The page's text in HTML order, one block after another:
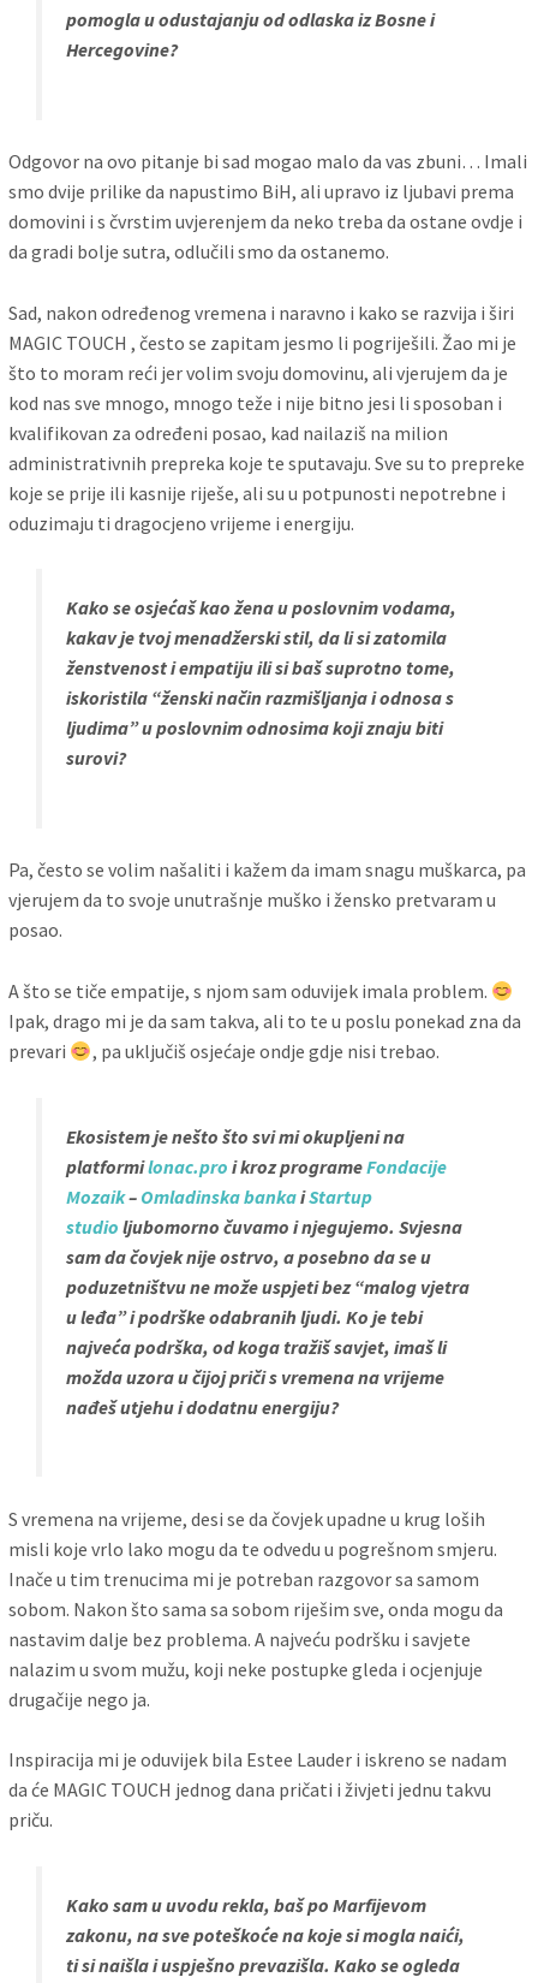
pomogla u odustajanju od odlaska iz Bosne i
Hercegovine?
Odgovor na ovo pitanje bi sad mogao malo da vas zbuni… Imali
smo dvije prilike da napustimo BiH, ali upravo iz ljubavi prema
domovini i s čvrstim uvjerenjem da neko treba da ostane ovdje i
da gradi bolje sutra, odlučili smo da ostanemo.
Sad, nakon određenog vremena i naravno i kako se razvija i širi
MAGIC TOUCH , često se zapitam jesmo li pogriješili. Žao mi je
što to moram reći jer volim svoju domovinu, ali vjerujem da je
kod nas sve mnogo, mnogo teže i nije bitno jesi li sposoban i
kvalifikovan za određeni posao, kad nailaziš na milion
administrativnih prepreka koje te sputavaju. Sve su to prepreke
koje se prije ili kasnije riješe, ali su u potpunosti nepotrebne i
oduzimaju ti dragocjeno vrijeme i energiju.
Kako se osjećaš kao žena u poslovnim vodama,
kakav je tvoj menadžerski stil, da li si zatomila
ženstvenost i empatiju ili si baš suprotno tome,
iskoristila “ženski način razmišljanja i odnosa s
ljudima” u poslovnim odnosima koji znaju biti
surovi?
Pa, često se volim našaliti i kažem da imam snagu muškarca, pa
vjerujem da to svoje unutrašnje muško i žensko pretvaram u
posao.
A što se tiče empatije, s njom sam oduvijek imala problem.
Ipak, drago mi je da sam takva, ali to te u poslu ponekad zna da
prevari
, pa uključiš osjećaje ondje gdje nisi trebao.
Ekosistem je nešto što svi mi okupljeni na
platformilonac.pro i kroz programeFondacije
Mozaik– Omladinska bankaiStartup
studio ljubomorno čuvamo i njegujemo. Svjesna
sam da čovjek nije ostrvo, a posebno da se u
poduzetništvu ne može uspjeti bez “malog vjetra
u leđa” i podrške odabranih ljudi. Ko je tebi
najveća podrška, od koga tražiš savjet, imaš li
možda uzora u čijoj priči s vremena na vrijeme
nađeš utjehu i dodatnu energiju?
S vremena na vrijeme, desi se da čovjek upadne u krug loših
misli koje vrlo lako mogu da te odvedu u pogrešnom smjeru.
Inače u tim trenucima mi je potreban razgovor sa samom
sobom. Nakon što sama sa sobom riješim sve, onda mogu da
nastavim dalje bez problema. A najveću podršku i savjete
nalazim u svom mužu, koji neke postupke gleda i ocjenjuje
drugačije nego ja.
Inspiracija mi je oduvijek bila Estee Lauder i iskreno se nadam
da će MAGIC TOUCH jednog dana pričati i živjeti jednu takvu
priču.
Kako sam u uvodu rekla, baš po Marfijevom
zakonu, na sve poteškoće na koje si mogla naići,
ti si naišla i uspješno prevazišla. Kako se ogleda